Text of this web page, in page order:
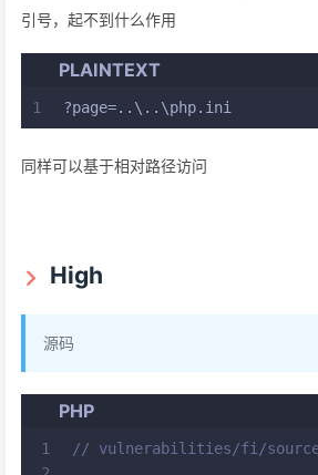
引号，起不到什么作用
PLAINTEXT
1 ?page=..\..\php.ini
同样可以基于相对路径访问
High
源码
PHP
1
// vulnerabilities/fi/